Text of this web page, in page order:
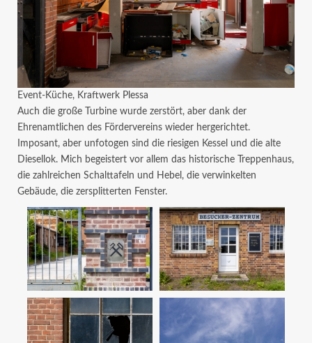
Event-Küche, Kraftwerk Plessa
Auch die große Turbine wurde zerstört, aber dank der
Ehrenamtlichen des Fördervereins wieder hergerichtet.
Imposant, aber unfotogen sind die riesigen Kessel und die alte
Diesellok. Mich begeistert vor allem das historische Treppenhaus,
die zahlreichen Schalttafeln und Hebel, die verwinkelten
Gebäude, die zersplitterten Fenster.